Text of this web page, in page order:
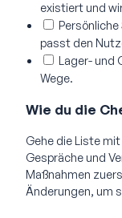
existiert und
passt den
Lager- und
Wege.
Wie du die
Gehe die Liste
Gespräche und
Maßnahmen
Änderungen, um